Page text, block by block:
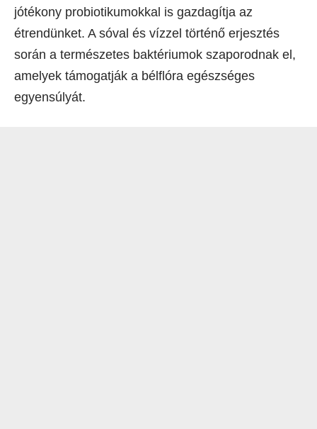
jótékony probiotikumokkal is gazdagítja az
étrendünket. A sóval és vízzel történő erjesztés
során a természetes baktériumok szaporodnak el,
amelyek támogatják a bélflóra egészséges
egyensúlyát.